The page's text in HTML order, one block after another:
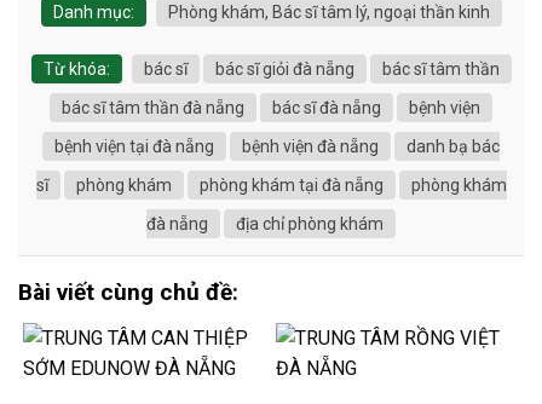
Danh mục: Phòng khám, Bác sĩ tâm lý, ngoại thần kinh
Từ khóa: bác sĩ bác sĩ giỏi đà nẵng
bác sĩ tâm thần
bác sĩ tâm thần đà nẵng
bác sĩ đà nẵng
bệnh viện
bệnh viện tại đà nẵng
bệnh viện đà nẵng
danh bạ bác
sĩ
phòng khám phòng khám tại đà nẵng
phòng khám
đà nẵng
địa chỉ phòng khám
Bài viết cùng chủ đề: